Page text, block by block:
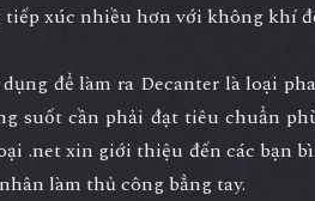
tiếp xúc nhiều hơn với không khí
dụng để làm ra Decanter là loại
suốt cần phải đạt tiêu chuẩn
.net xin giới thiệu đến các bạn
làm thủ công bẳng tay.